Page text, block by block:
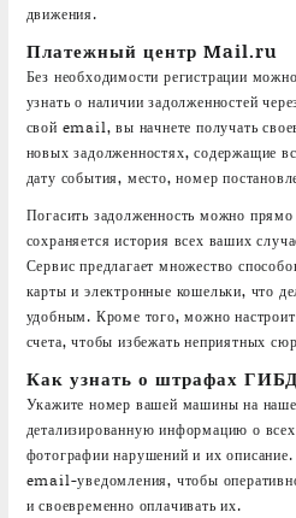
движения.
Платежный центр Mail.ru
Без необходимости регистрации
узнать о наличии задолженностей
свой email, вы начнете получать
новых задолженностях, содержащие
дату события, место, номер
Погасить задолженность можно прямо
сохраняется история всех ваших
Сервис предлагает множество
карты и электронные кошельки, что
удобным. Кроме того, можно
счета, чтобы избежать неприятных
Как узнать о штрафах
Укажите номер вашей машины на
детализированную информацию о
фотографии нарушений и их
email-уведомления, чтобы
и своевременно оплачивать их.